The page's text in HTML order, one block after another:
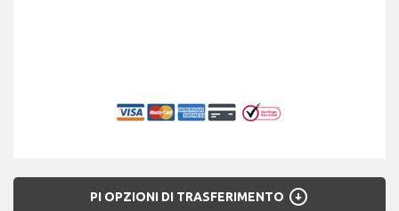
PI OPZIONI DI TRASFERIMENTO arrow_circle_down